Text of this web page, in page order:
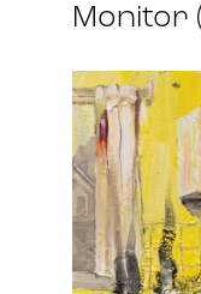
Monitor